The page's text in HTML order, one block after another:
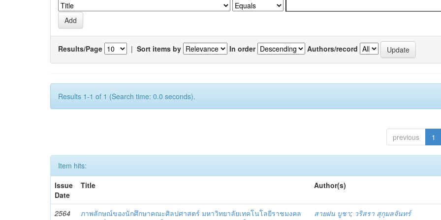
Results/Page | Sort items by In order Authors/record
Results 1-1 of 1 (Search time: 0.0 seconds).
previous 1
Item hits:
Issue
Date
Title Author(s)
2564
ภาพลักษณ์ของนักศึกษาคณะศิลปศาสตร์ มหาวิทยาลัยเทคโนโลยีราชมงคล
สายฝน บูชา; วริสรา สุกุมลจันทร์